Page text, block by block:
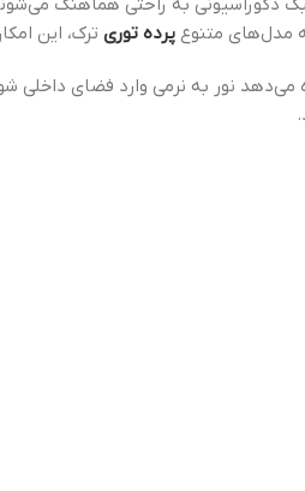
دکوراسیونی به راحتی هماهنگ
مدل‌های متنوع پرده توری ترک، این
نور به نرمی وارد فضای داخلی